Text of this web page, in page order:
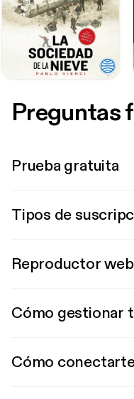
Preguntas
Prueba gratuita
Tipos de
Reproductor
Cómo gestionar
Cómo